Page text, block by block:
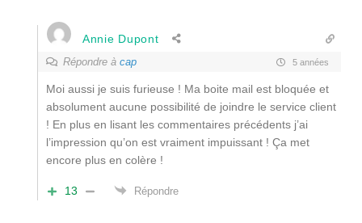
Annie Dupont
Répondre à cap 5 années
Moi aussi je suis furieuse ! Ma boite mail est bloquée et
absolument aucune possibilité de joindre le service client
! En plus en lisant les commentaires précédents j’ai
l’impression qu’on est vraiment impuissant ! Ça met
encore plus en colère !
13 Répondre